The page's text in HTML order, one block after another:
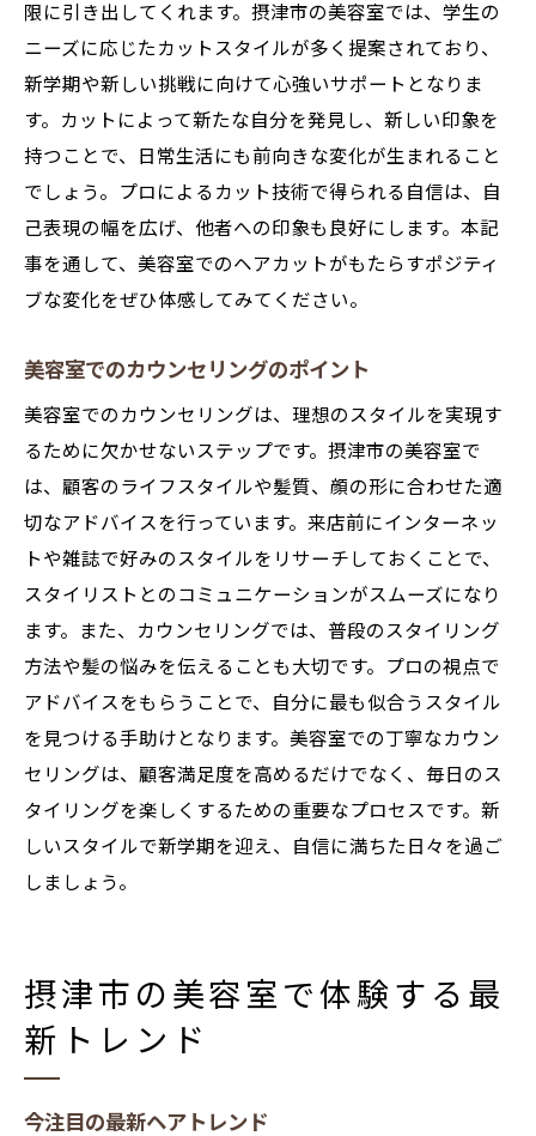
限に引き出してくれます。摂津市の美容室では、学生の
ニーズに応じたカットスタイルが多く提案されており、
新学期や新しい挑戦に向けて心強いサポートとなりま
す。カットによって新たな自分を発見し、新しい印象を
持つことで、日常生活にも前向きな変化が生まれること
でしょう。プロによるカット技術で得られる自信は、自
己表現の幅を広げ、他者への印象も良好にします。本記
事を通して、美容室でのヘアカットがもたらすポジティ
ブな変化をぜひ体感してみてください。
美容室でのカウンセリングのポイント
美容室でのカウンセリングは、理想のスタイルを実現す
るために欠かせないステップです。摂津市の美容室で
は、顧客のライフスタイルや髪質、顔の形に合わせた適
切なアドバイスを行っています。来店前にインターネッ
トや雑誌で好みのスタイルをリサーチしておくことで、
スタイリストとのコミュニケーションがスムーズになり
ます。また、カウンセリングでは、普段のスタイリング
方法や髪の悩みを伝えることも大切です。プロの視点で
アドバイスをもらうことで、自分に最も似合うスタイル
を見つける手助けとなります。美容室での丁寧なカウン
セリングは、顧客満足度を高めるだけでなく、毎日のス
タイリングを楽しくするための重要なプロセスです。新
しいスタイルで新学期を迎え、自信に満ちた日々を過ご
しましょう。
摂津市の美容室で体験する最
新トレンド
今注目の最新ヘアトレンド